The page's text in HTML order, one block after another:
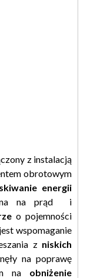
z instalacją
obrotowym
energii
na prąd i
o pojemności
wspomaganie
zniskich
na poprawę
na obniżenie